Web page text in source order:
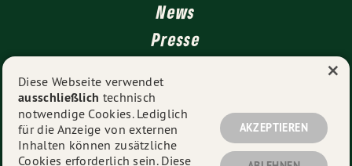
News
Presse
Impressum
Datenschutz
Diese Webseite verwendet
ausschließlich technisch
notwendige Cookies. Lediglich
für die Anzeige von externen
Inhalten können zusätzliche
Cookies erforderlich sein. Diese
AKZEPTIEREN
×